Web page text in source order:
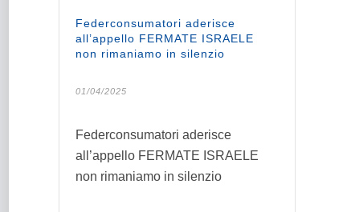
Federconsumatori aderisce
all’appello FERMATE ISRAELE
non rimaniamo in silenzio
01/04/2025
Federconsumatori aderisce
all’appello FERMATE ISRAELE
non rimaniamo in silenzio